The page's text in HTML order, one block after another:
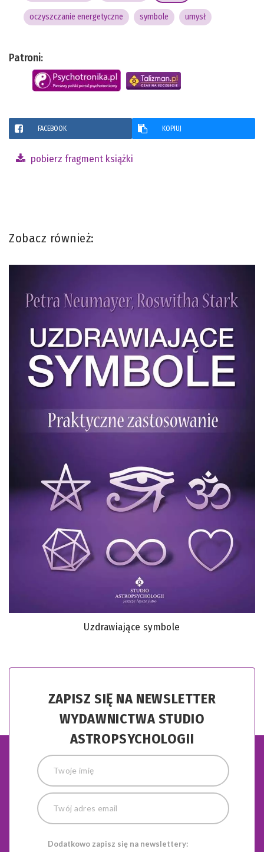
oczyszczanie energetyczne symbole umysł
Patroni:
FACEBOOK KOPIUJ
pobierz fragment książki
Zobacz również:
Uzdrawiające symbole
ZAPISZ SIĘ NA NEWSLETTER
WYDAWNICTWA STUDIO
ASTROPSYCHOLOGII
Dodatkowo zapisz się na newslettery: